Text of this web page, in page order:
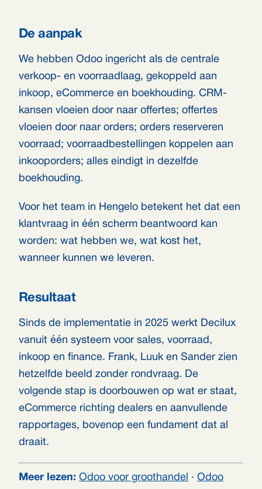
De aanpak
We hebben Odoo ingericht als de centrale
verkoop- en voorraadlaag, gekoppeld aan
inkoop, eCommerce en boekhouding. CRM-
kansen vloeien door naar offertes; offertes
vloeien door naar orders; orders reserveren
voorraad; voorraadbestellingen koppelen aan
inkooporders; alles eindigt in dezelfde
boekhouding.
Voor het team in Hengelo betekent het dat een
klantvraag in één scherm beantwoord kan
worden: wat hebben we, wat kost het,
wanneer kunnen we leveren.
Resultaat
Sinds de implementatie in 2025 werkt Decilux
vanuit één systeem voor sales, voorraad,
inkoop en finance. Frank, Luuk en Sander zien
hetzelfde beeld zonder rondvraag. De
volgende stap is doorbouwen op wat er staat,
eCommerce richting dealers en aanvullende
rapportages, bovenop een fundament dat al
draait.
Meer lezen: Odoo voor groothandel · Odoo